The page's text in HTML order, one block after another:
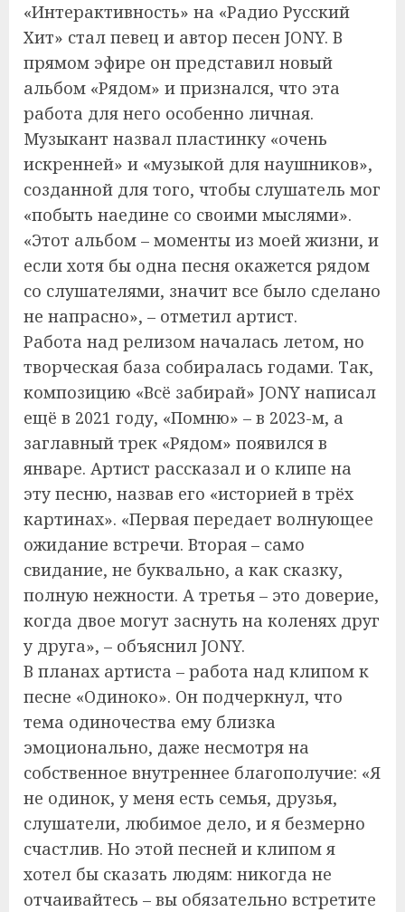
«Интерактивность» на «Радио Русский
Хит» стал певец и автор песен JONY. В
прямом эфире он представил новый
альбом «Рядом» и признался, что эта
работа для него особенно личная.
Музыкант назвал пластинку «очень
искренней» и «музыкой для наушников»,
созданной для того, чтобы слушатель мог
«побыть наедине со своими мыслями».
«Этот альбом – моменты из моей жизни, и
если хотя бы одна песня окажется рядом
со слушателями, значит все было сделано
не напрасно», – отметил артист.
Работа над релизом началась летом, но
творческая база собиралась годами. Так,
композицию «Всё забирай» JONY написал
ещё в 2021 году, «Помню» – в 2023-м, а
заглавный трек «Рядом» появился в
январе. Артист рассказал и о клипе на
эту песню, назвав его «историей в трёх
картинах». «Первая передает волнующее
ожидание встречи. Вторая – само
свидание, не буквально, а как сказку,
полную нежности. А третья – это доверие,
когда двое могут заснуть на коленях друг
у друга», – объяснил JONY.
В планах артиста – работа над клипом к
песне «Одиноко». Он подчеркнул, что
тема одиночества ему близка
эмоционально, даже несмотря на
собственное внутреннее благополучие: «Я
не одинок, у меня есть семья, друзья,
слушатели, любимое дело, и я безмерно
счастлив. Но этой песней и клипом я
хотел бы сказать людям: никогда не
отчаивайтесь – вы обязательно встретите